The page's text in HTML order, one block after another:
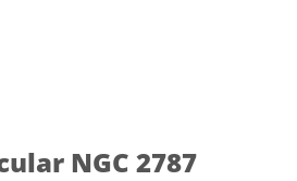
NGC 2787